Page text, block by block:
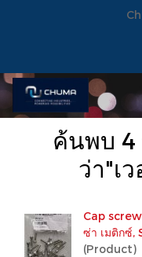
ค้นพบ 4
ว่า"เ
Cap
ซ่า เมติกซ์,
(Product)